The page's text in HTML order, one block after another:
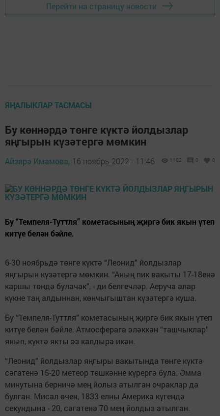
Перейти на страницу новости
ЯҢАЛЫКЛАР ТАСМАСЫ
Бу көннәрдә төнге күктә йолдызлар
яңгырын күзәтергә мөмкин
Айзирә Имамова, 16 ноябрь 2022 - 11:46 1102 0 0
Бу “Темпеля-Туттля” кометасының җиргә бик якын үтеп
китүе белән бәйле.
6-30 ноябрьдә төнге күктә “Леонид” йолдызлар
яңгырын күзәтергә мөмкин. “Аның пик вакыты 17-18енә
каршы төндә булачак”, - ди белгечләр. Аеруча алар
күкне таң алдыннан, көнчыгыштан күзәтергә куша.
Бу “Темпеля-Туттля” кометасының җиргә бик якын үтеп
китүе белән бәйле. Атмосферага эләккән “ташчыклар”
янып, күктә якты эз калдыра икән.
“Леонид” йолдызлар яңгыры вакытында төнге күктә
сәгатенә 15-20 метеор төшкәнне күрергә була. Әмма
минутына берничә мең йолыз атылган очраклар да
булган. Мисал өчен, 1833 елны Америка күгендә
секундына - 20, сәгатенә 70 мең йолдыз атылган.